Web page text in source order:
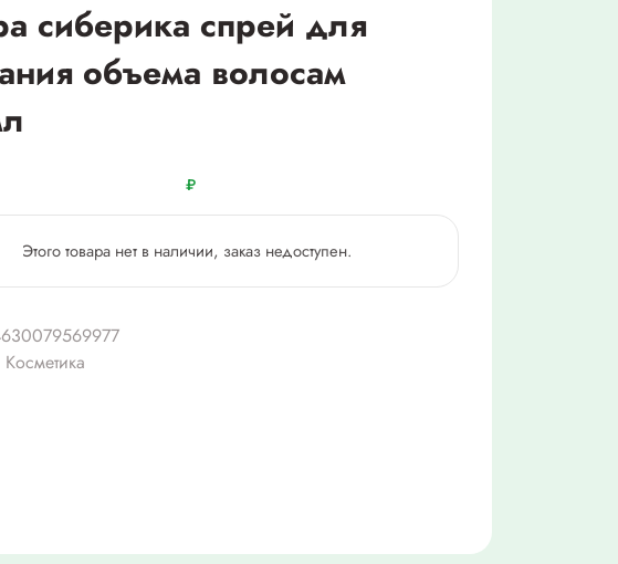
сиберика спрей для
объема волосам
₽
Этого товара нет в наличии, заказ недоступен.
Косметика